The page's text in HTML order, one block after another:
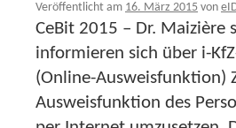
Veröffentlicht am 16. März 2015 von
CeBit 2015 – Dr.
informieren sich über i-
(Online-Ausweisfunktion)
Ausweisfunktion des